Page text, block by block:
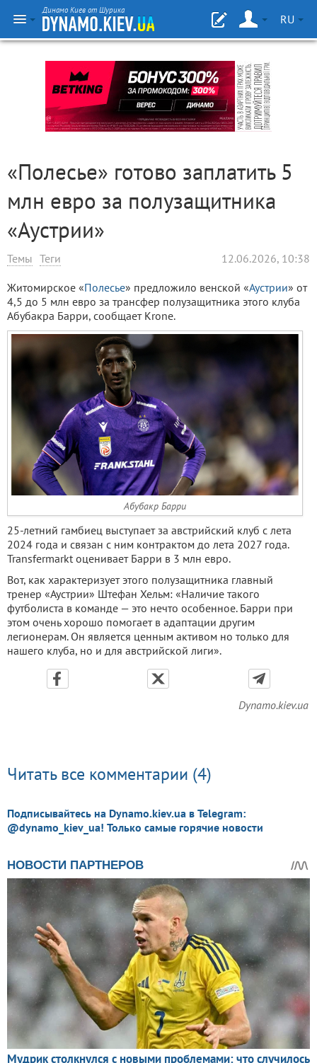
Динамо Киев от Шурика
RU
«Полесье» готово заплатить 5
млн евро за полузащитника
«Аустрии»
Темы Теги 12.06.2026, 10:38
Житомирское «Полесье» предложило венской «Аустрии» от
4,5 до 5 млн евро за трансфер полузащитника этого клуба
Абубакра Барри, сообщает Krone.
Абубакр Барри
25-летний гамбиец выступает за австрийский клуб с лета
2024 года и связан с ним контрактом до лета 2027 года.
Transfermarkt оценивает Барри в 3 млн евро.
Вот, как характеризует этого полузащитника главный
тренер «Аустрии» Штефан Хельм: «Наличие такого
футболиста в команде — это нечто особенное. Барри при
этом очень хорошо помогает в адаптации другим
легионерам. Он является ценным активом но только для
нашего клуба, но и для австрийской лиги».
Dynamo.kiev.ua
Читать все комментарии (4)
Подписывайтесь на Dynamo.kiev.ua в Telegram:
@dynamo_kiev_ua! Только самые горячие новости